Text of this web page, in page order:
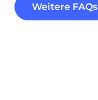
Weitere FAQs